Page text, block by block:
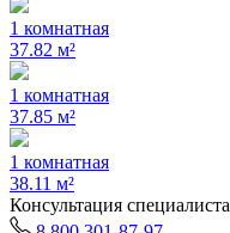
1 комнатная
37.82 м²
1 комнатная
37.85 м²
1 комнатная
38.11 м²
Консультация специалиста